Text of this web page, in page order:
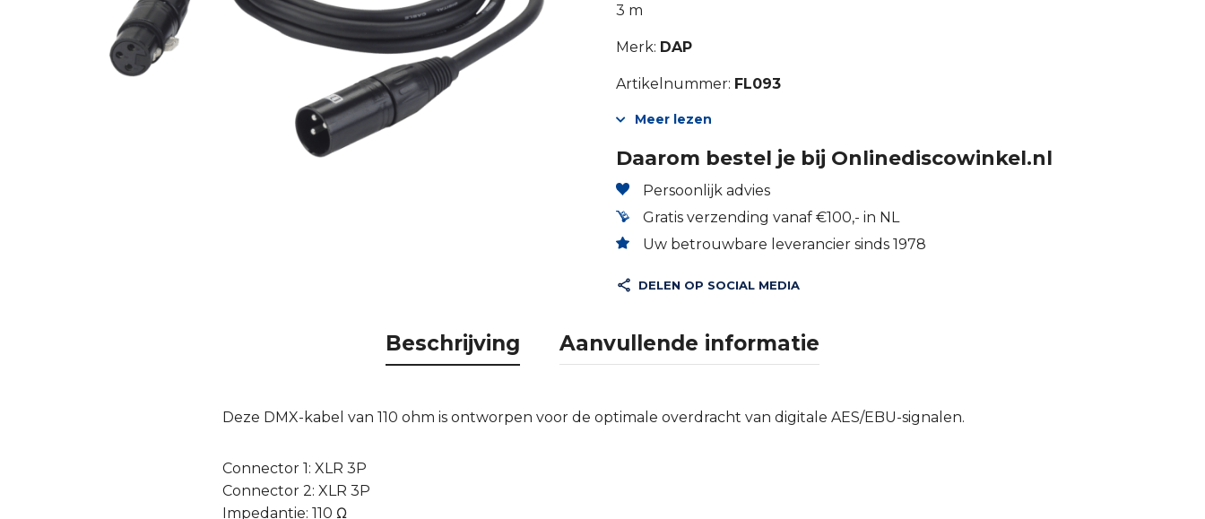
3 m
Merk: DAP
Artikelnummer: FL093
Meer lezen
Daarom bestel je bij Onlinediscowinkel.nl
Persoonlijk advies
Gratis verzending vanaf €100,- in NL
Uw betrouwbare leverancier sinds 1978
DELEN OP SOCIAL MEDIA
Beschrijving Aanvullende informatie
Deze DMX-kabel van 110 ohm is ontworpen voor de optimale overdracht van digitale AES/EBU-signalen.
Connector 1: XLR 3P
Connector 2: XLR 3P
Impedantie: 110 Ω